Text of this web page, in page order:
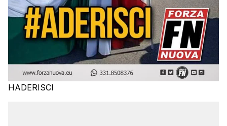
HADERISCI